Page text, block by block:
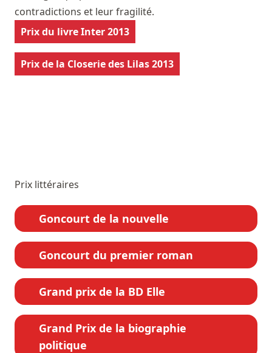
contradictions et leur fragilité.
Prix du livre Inter 2013
Prix de la Closerie des Lilas 2013
Prix littéraires
Goncourt de la nouvelle
Goncourt du premier roman
Grand prix de la BD Elle
Grand Prix de la biographie
politique